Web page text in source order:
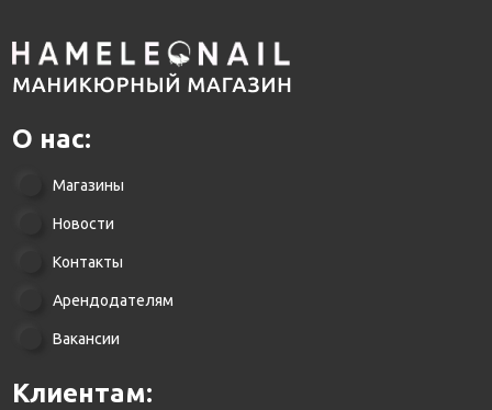
О нас:
Магазины
Новости
Контакты
Арендодателям
Вакансии
Клиентам: